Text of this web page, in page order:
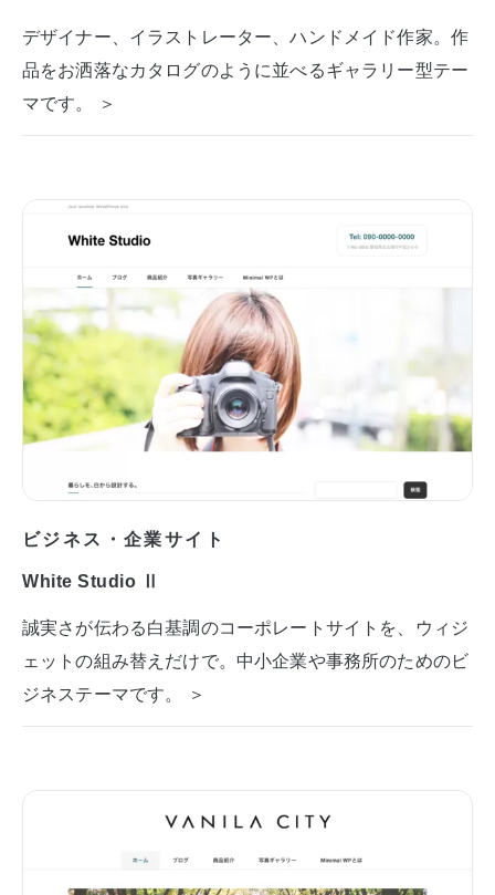
デザイナー、イラストレーター、ハンドメイド作家。作
品をお洒落なカタログのように並べるギャラリー型テー
マです。 ＞
ビジネス・企業サイト
White Studio Ⅱ
誠実さが伝わる白基調のコーポレートサイトを、ウィジ
ェットの組み替えだけで。中小企業や事務所のためのビ
ジネステーマです。 ＞